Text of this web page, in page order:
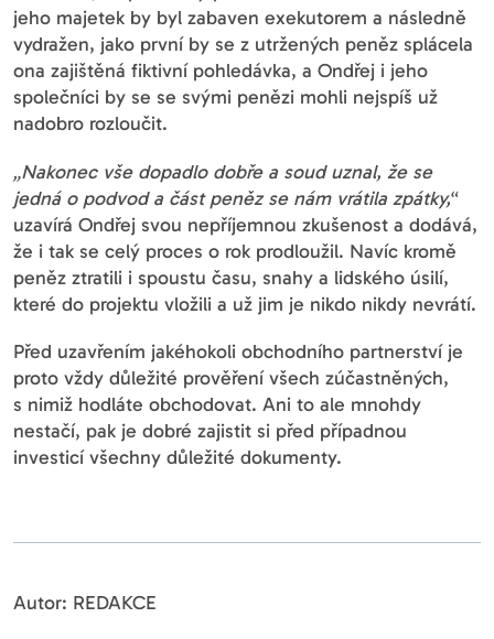
jeho majetek by byl zabaven exekutorem a následně
vydražen, jako první by se z utržených peněz splácela
ona zajištěná fiktivní pohledávka, a Ondřej i jeho
společníci by se se svými penězi mohli nejspíš už
nadobro rozloučit.
„Nakonec vše dopadlo dobře a soud uznal, že se
jedná o podvod a část peněz se nám vrátila zpátky,“
uzavírá Ondřej svou nepříjemnou zkušenost a dodává,
že i tak se celý proces o rok prodloužil. Navíc kromě
peněz ztratili i spoustu času, snahy a lidského úsilí,
které do projektu vložili a už jim je nikdo nikdy nevrátí.
Před uzavřením jakéhokoli obchodního partnerství je
proto vždy důležité prověření všech zúčastněných,
s nimiž hodláte obchodovat. Ani to ale mnohdy
nestačí, pak je dobré zajistit si před případnou
investicí všechny důležité dokumenty.
Autor: REDAKCE